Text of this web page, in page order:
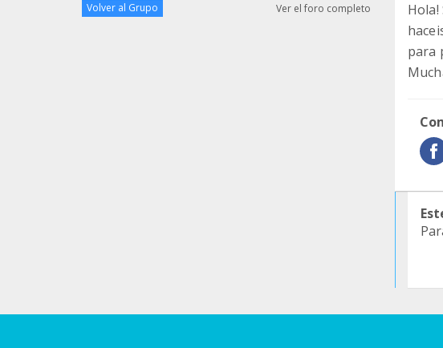
Volver al Grupo Ver el foro completo
para